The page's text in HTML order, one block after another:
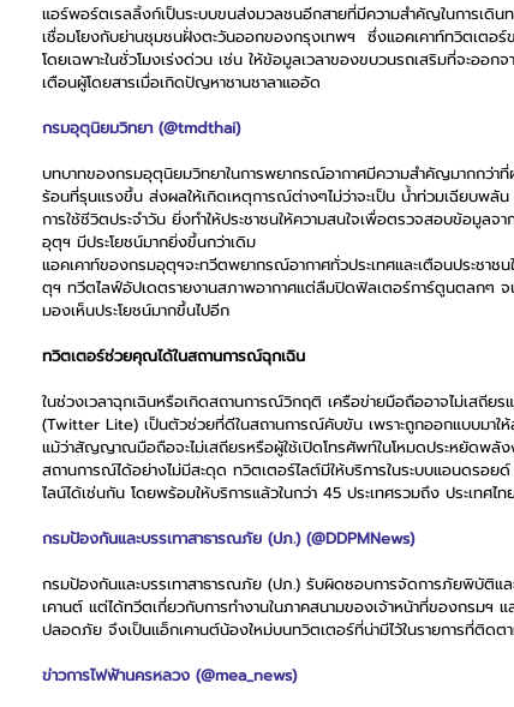
แอร์พอร์ตเรลลิ้งก์เป็นระบบขนส่งมวลชนอีกสายที่มีความสำคัญในการเดิ
เชื่อมโยงกับย่านชุมชนฝั่งตะวันออกของกรุงเทพฯ  ซึ่งแอคเคาท์ทวิตเตอ
โดยเฉพาะในชั่วโมงเร่งด่วน เช่น ให้ข้อมูลเวลาของขบวนรถเสริมที่จะอ
เตือนผู้โดยสารเมื่อเกิดปัญหาชานชาลาแออัด
กรมอุตุนิยมวิทยา (@tmdthai)
บทบาทของกรมอุตุนิยมวิทยาในการพยากรณ์อากาศมีความสำคัญมากกว่าที่
ร้อนที่รุนแรงขึ้น ส่งผลให้เกิดเหตุการณ์ต่างๆไม่ว่าจะเป็น น้ำท่วมเฉียบพ
การใช้ชีวิตประจำวัน ยิ่งทำให้ประชาชนให้ความสนใจเพื่อตรวจสอบข้อมูล
อุตุฯ มีประโยชน์มากยิ่งขึ้นกว่าเดิม
แอคเคาท์ของกรมอุตุฯจะทวีตพยากรณ์อากาศทั่วประเทศและเตือนประชา
ตุฯ ทวีตไลฟ์อัปเดตรายงานสภาพอากาศแต่ลืมปิดฟิลเตอร์การ์ตูนตลกๆ
มองเห็นประโยชน์มากขึ้นไปอีก
ทวิตเตอร์ช่วยคุณได้ในสถานการณ์ฉุกเฉิน
ในช่วงเวลาฉุกเฉินหรือเกิดสถานการณ์วิกฤติ เครือข่ายมือถืออาจไม่เสถี
(Twitter Lite) เป็นตัวช่วยที่ดีในสถานการณ์คับขัน เพราะถูกออกแบบมาใ
แม้ว่าสัญญาณมือถือจะไม่เสถียรหรือผู้ใช้เปิดโทรศัพท์ในโหมดประหยัดพลัง
สถานการณ์ได้อย่างไม่มีสะดุด ทวิตเตอร์ไลต์มีให้บริการในระบบแอนดรอ
ไลน์ได้เช่นกัน โดยพร้อมให้บริการแล้วในกว่า 45 ประเทศรวมถึง ประเทศไท
กรมป้องกันและบรรเทาสาธารณภัย (ปภ.) (@DDPMNews)
กรมป้องกันและบรรเทาสาธารณภัย (ปภ.) รับผิดชอบการจัดการภัยพิบัติแล
เคานต์ แต่ได้ทวีตเกี่ยวกับการทำงานในภาคสนามของเจ้าหน้าที่ของกรมฯ
ปลอดภัย จึงเป็นแอ็กเคานต์น้องใหม่บนทวิตเตอร์ที่น่ามีไว้ในรายการที่ติดต
ข่าวการไฟฟ้านครหลวง (@mea_news)